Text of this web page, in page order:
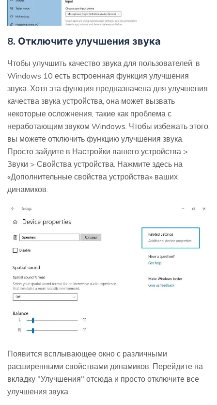
8. Отключите улучшения звука
Чтобы улучшить качество звука для пользователей, в
Windows 10 есть встроенная функция улучшения
звука. Хотя эта функция предназначена для улучшения
качества звука устройства, она может вызвать
некоторые осложнения, такие как проблема с
неработающим звуком Windows. Чтобы избежать этого,
вы можете отключить функцию улучшения звука.
Просто зайдите в Настройки вашего устройства >
Звуки > Свойства устройства. Нажмите здесь на
«Дополнительные свойства устройства» ваших
динамиков.
Появится всплывающее окно с различными
расширенными свойствами динамиков. Перейдите на
вкладку "Улучшения" отсюда и просто отключите все
улучшения звука.